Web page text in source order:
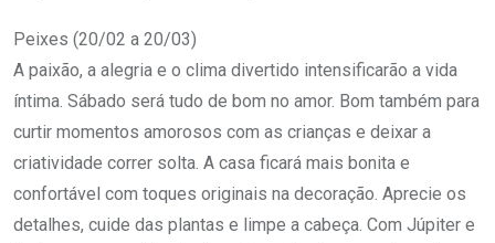
Peixes (20/02 a 20/03)
A paixão, a alegria e o clima divertido intensificarão a vida
íntima. Sábado será tudo de bom no amor. Bom também para
curtir momentos amorosos com as crianças e deixar a
criatividade correr solta. A casa ficará mais bonita e
confortável com toques originais na decoração. Aprecie os
detalhes, cuide das plantas e limpe a cabeça. Com Júpiter e